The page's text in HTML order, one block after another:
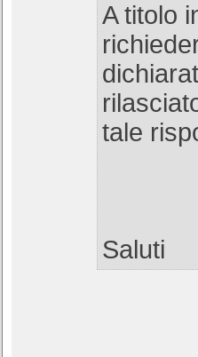
A titolo
tale
Saluti